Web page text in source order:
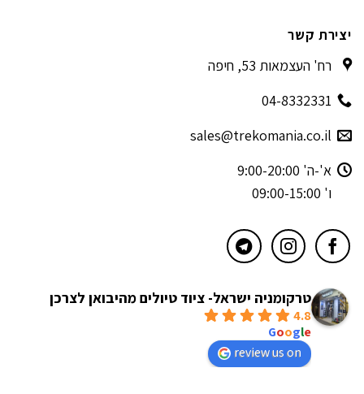
יצירת קשר
רח' העצמאות 53, חיפה
04-8332331
sales@trekomania.co.il
א'-ה' 9:00-20:00
ו' 09:00-15:00
טרקומניה ישראל- ציוד טיולים מהיבואן לצרכן
4.8
Google
review us on